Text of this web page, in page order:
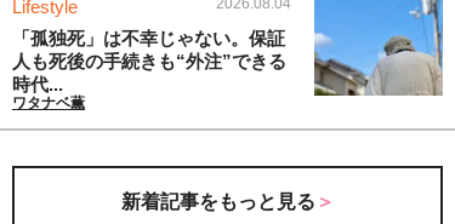
Lifestyle
「孤独死」は不幸じゃない。保証
人も死後の手続きも“外注”できる
時代...
ワタナベ薫
新着記事をもっと見る